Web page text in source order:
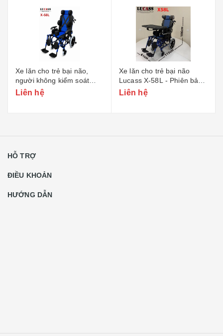
Xe lăn cho trẻ bại não,
người không kiểm soát
Lucass X-58L - Phiên bản
Liên hệ
Xe lăn cho trẻ bại não
Lucass X-58L - Phiên bản
nhỏ
Liên hệ
HỖ TRỢ
ĐIỀU KHOẢN
HƯỚNG DẪN